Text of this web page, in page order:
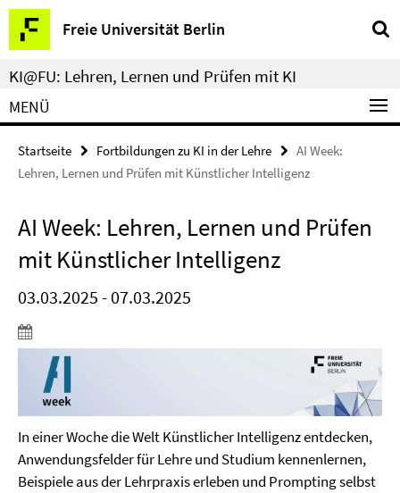
Springe
direkt
zu
Inhalt
Freie Universität Berlin
Service-
Navigation
KI@FU: Lehren, Lernen und Prüfen mit KI
MENÜ
Startseite Fortbildungen zu KI in der Lehre
AI Week:
Lehren, Lernen und Prüfen mit Künstlicher Intelligenz
AI Week: Lehren, Lernen und Prüfen
mit Künstlicher Intelligenz
03.03.2025 - 07.03.2025
In einer Woche die Welt Künstlicher Intelligenz entdecken,
Anwendungsfelder für Lehre und Studium kennenlernen,
Beispiele aus der Lehrpraxis erleben und Prompting selbst